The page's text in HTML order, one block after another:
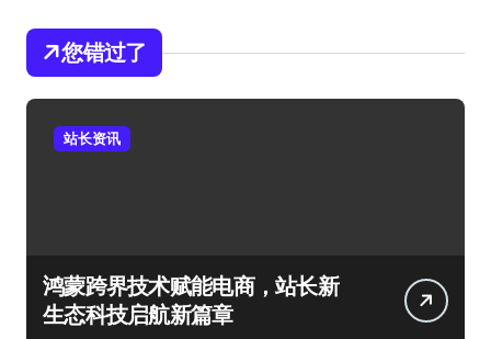
您错过了
站长资讯
鸿蒙跨界技术赋能电商，站长新
生态科技启航新篇章